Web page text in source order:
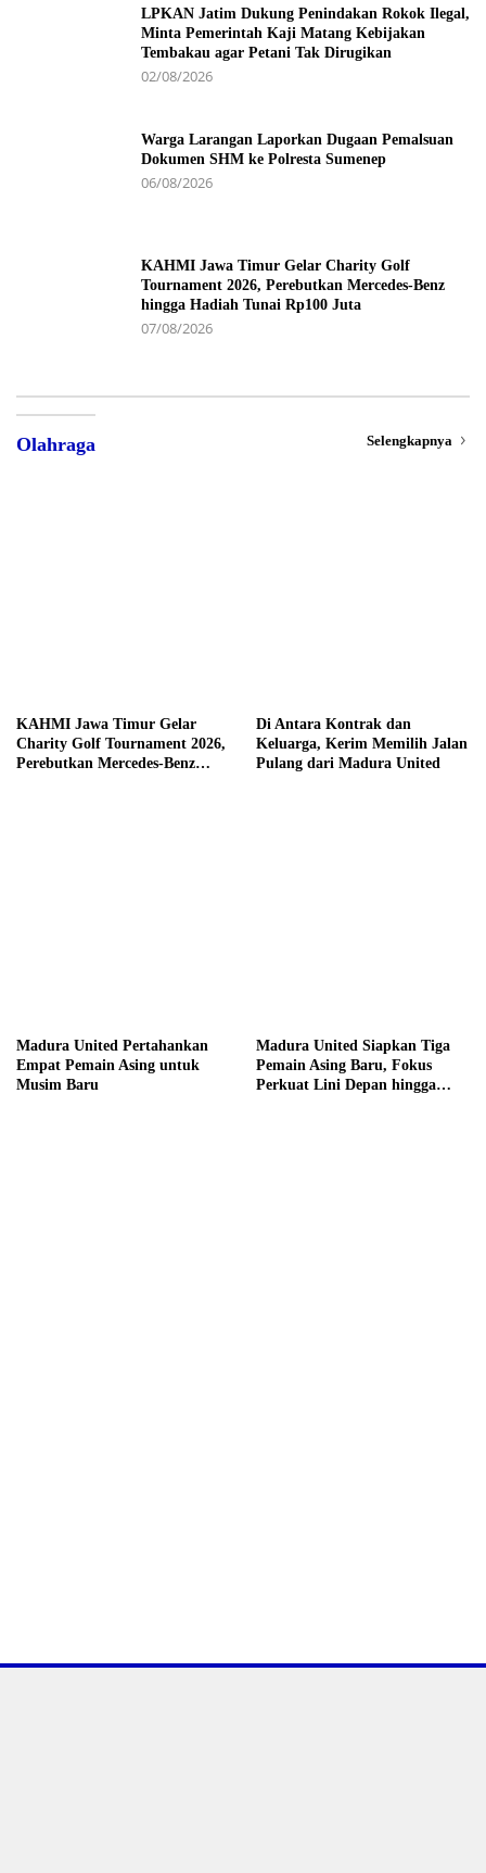
LPKAN Jatim Dukung Penindakan Rokok Ilegal,
Minta Pemerintah Kaji Matang Kebijakan
Tembakau agar Petani Tak Dirugikan
02/08/2026
Warga Larangan Laporkan Dugaan Pemalsuan
Dokumen SHM ke Polresta Sumenep
06/08/2026
KAHMI Jawa Timur Gelar Charity Golf
Tournament 2026, Perebutkan Mercedes-Benz
hingga Hadiah Tunai Rp100 Juta
07/08/2026
Olahraga Selengkapnya
KAHMI Jawa Timur Gelar
Charity Golf Tournament 2026,
Perebutkan Mercedes-Benz
Di Antara Kontrak dan
Keluarga, Kerim Memilih Jalan
Pulang dari Madura United
Madura United Pertahankan
Empat Pemain Asing untuk
Musim Baru
Madura United Siapkan Tiga
Pemain Asing Baru, Fokus
Perkuat Lini Depan hingga